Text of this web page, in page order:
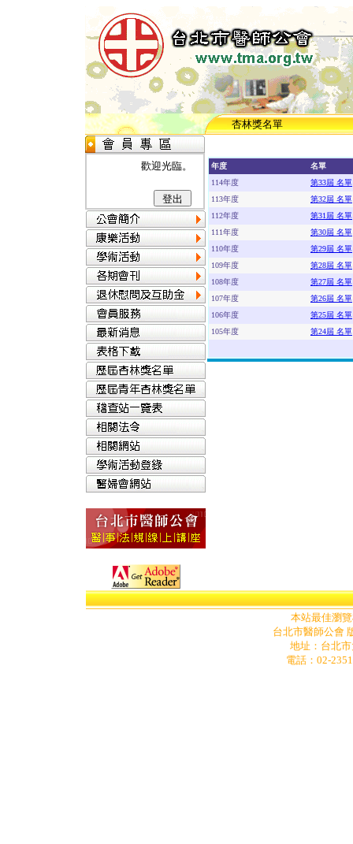
杏林獎名單
歡迎光臨。 年度
名單
114年度
第33屆 名單
113年度
第32屆 名單
112年度
第31屆 名單
111年度
第30屆 名單
110年度
第29屆 名單
109年度
第28屆 名單
108年度
第27屆 名單
107年度
第26屆 名單
106年度
第25屆 名單
105年度
第24屆 名單
本站最佳瀏
台北市醫師公會
地址 ： 台北
電話：02-